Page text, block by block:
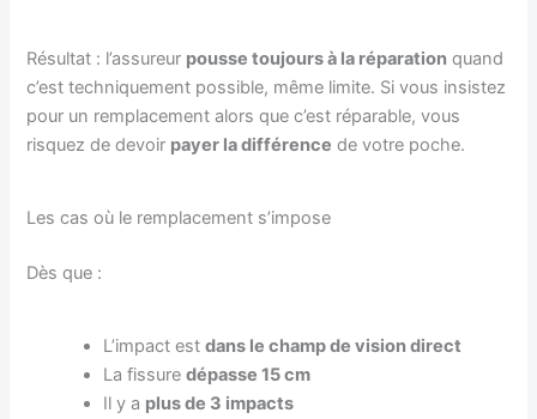
Résultat : l’assureur pousse toujours à la réparation quand
c’est techniquement possible, même limite. Si vous insistez
pour un remplacement alors que c’est réparable, vous
risquez de devoir payer la différence de votre poche.
Les cas où le remplacement s’impose
Dès que :
L’impact estdans le champ de vision direct
La fissuredépasse 15 cm
Il y a plus de 3 impacts